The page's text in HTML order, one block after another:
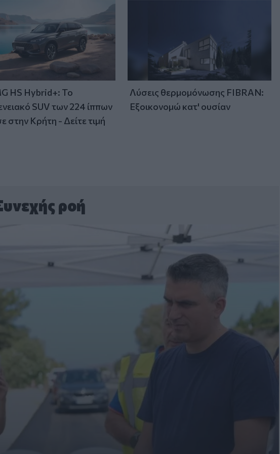
HS Hybrid+: Το
SUV των 224 ίππων
στην Κρήτη - Δείτε τιμή
Λύσεις θερμομόνωσης FIBRAN:
Εξοικονομώ κατ' ουσίαν
ροή